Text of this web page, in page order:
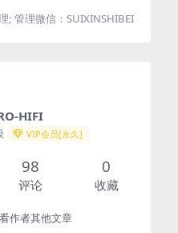
; 管理微信：SUIXINSHIBEI
HIFI
VIP会员[永久]
98
评论
0
收藏
作者其他文章